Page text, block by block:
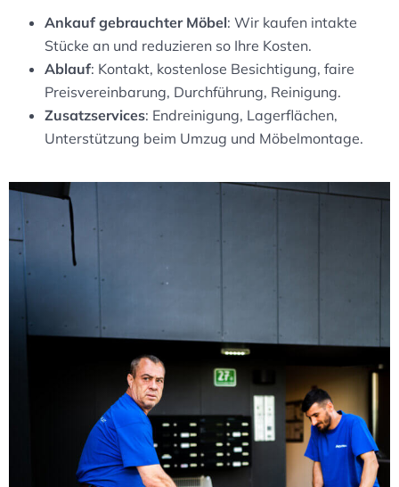
Ankauf gebrauchter Möbel: Wir kaufen intakte
Stücke an und reduzieren so Ihre Kosten.
Ablauf: Kontakt, kostenlose Besichtigung, faire
Preisvereinbarung, Durchführung, Reinigung.
Zusatzservices: Endreinigung, Lagerflächen,
Unterstützung beim Umzug und Möbelmontage.